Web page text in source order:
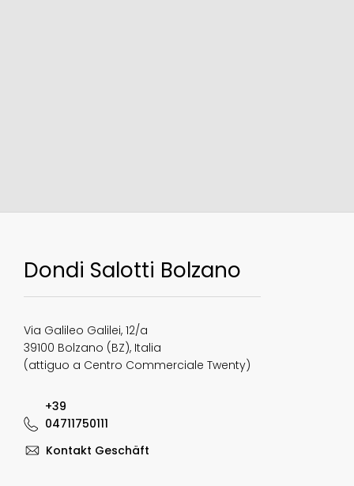
​Dondi Salotti Bolzano
​​Via ​Galileo Galilei, 12/a
39100 ​Bolzano (BZ), Italia
(attiguo a Centro Commerciale Twenty)
+39
04711750111
Kontakt Geschäft